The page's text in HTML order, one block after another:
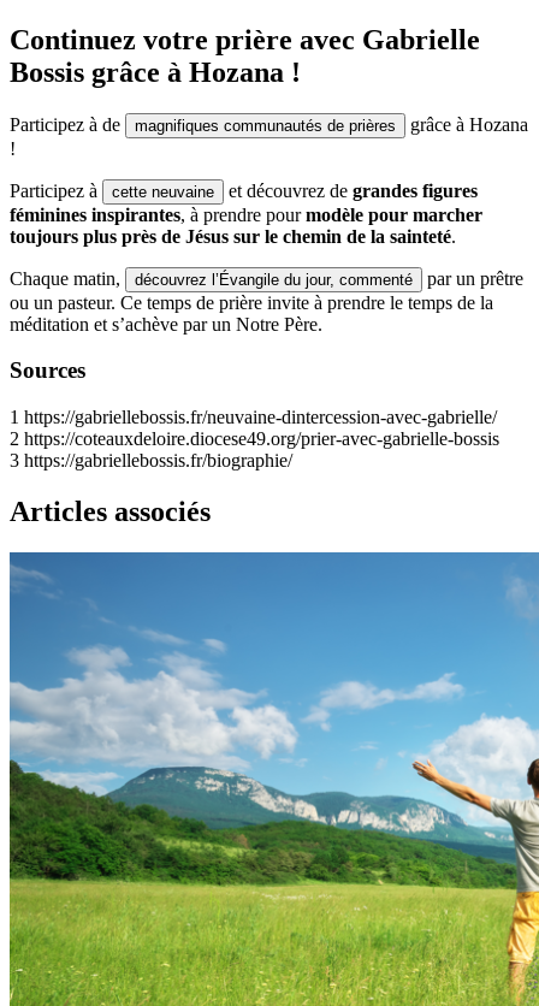
Continuez votre prière avec Gabrielle
Bossis grâce à Hozana !
Participez à de magnifiques communautés de prières
grâce à Hozana
!
Participez à cette neuvaine et découvrez de grandes figures
féminines inspirantes, à prendre pourmodèle pour marcher
toujours plus près de Jésus sur le chemin de la sainteté.
Chaque matin, découvrez l’Évangile du jour, commenté
par un prêtre
ou un pasteur. Ce temps de prière invite à prendre le temps de la
méditation et s’achève par un Notre Père.
Sources
1 https://gabriellebossis.fr/neuvaine-dintercession-avec-gabrielle/
2 https://coteauxdeloire.diocese49.org/prier-avec-gabrielle-bossis
3 https://gabriellebossis.fr/biographie/
Articles associés